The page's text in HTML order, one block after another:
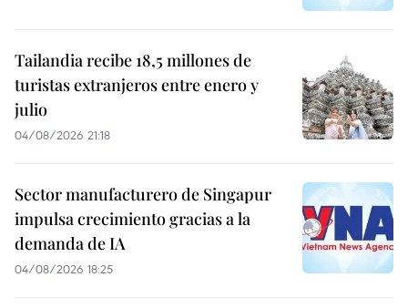
Tailandia recibe 18,5 millones de
turistas extranjeros entre enero y
julio
04/08/2026 21:18
Sector manufacturero de Singapur
impulsa crecimiento gracias a la
demanda de IA
04/08/2026 18:25